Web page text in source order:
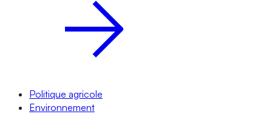
Politique agricole
Environnement